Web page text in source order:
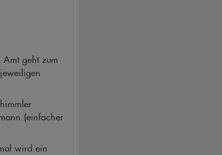
Amt geht zum
(einfacher
wird ein